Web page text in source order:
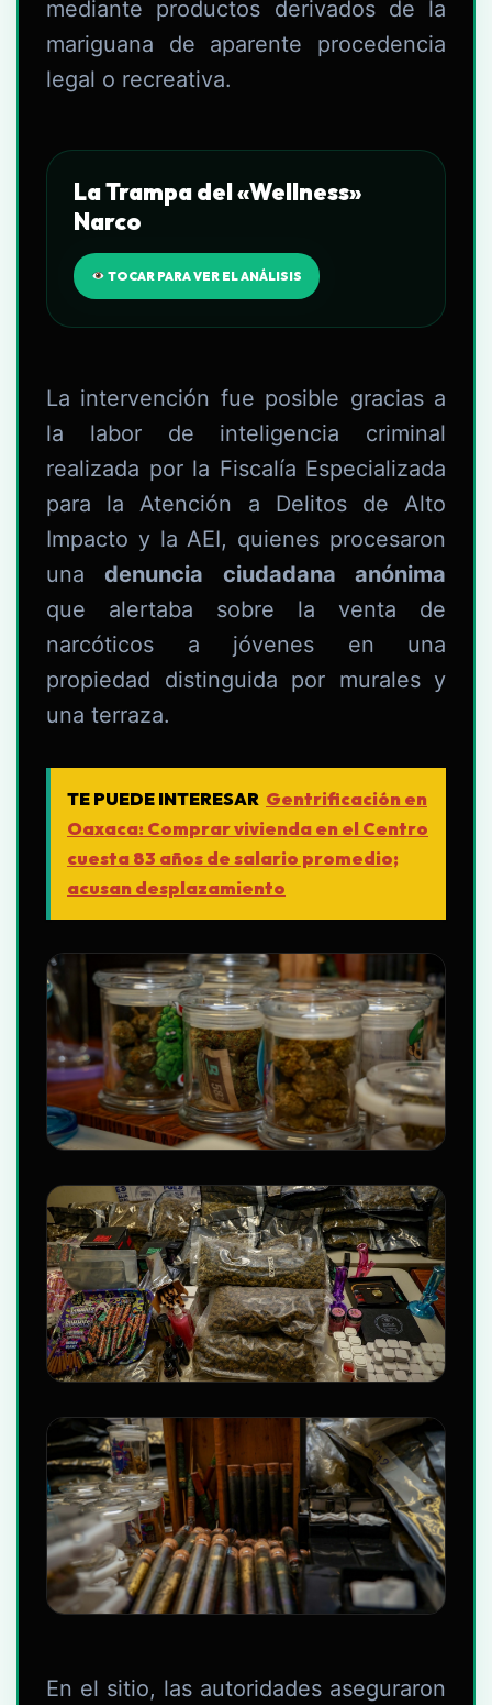
mediante productos derivados de la
mariguana de aparente procedencia
legal o recreativa.
La Trampa del «Wellness»
Narco
TOCAR PARA VER EL ANÁLISIS
La intervención fue posible gracias a
la labor de inteligencia criminal
realizada por la Fiscalía Especializada
para la Atención a Delitos de Alto
Impacto y la AEI, quienes procesaron
unadenuncia ciudadana anónima
que alertaba sobre la venta de
narcóticos a jóvenes en una
propiedad distinguida por murales y
una terraza.
TE PUEDE INTERESAR Gentrificación en
Oaxaca: Comprar vivienda en el Centro
cuesta 83 años de salario promedio;
acusan desplazamiento
En el sitio, las autoridades aseguraron